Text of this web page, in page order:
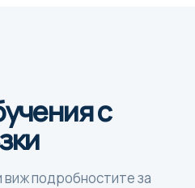
с
виж подробностите за